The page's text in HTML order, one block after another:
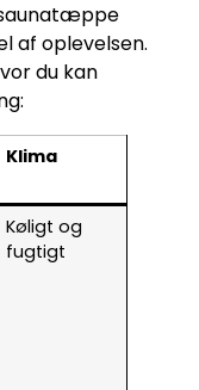
af oplevelsen.
du kan
Klima
Køligt og
fugtigt